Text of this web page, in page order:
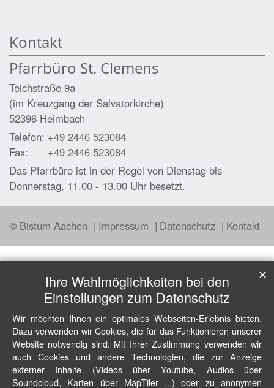
Kontakt
Pfarrbüro St. Clemens
Teichstraße 9a
(im Kreuzgang der Salvatorkirche)
52396 Heimbach
Telefon: +49 2446 523084
Fax:
+49 2446 523084
Das Pfarrbüro ist in der Regel von Dienstag bis
Donnerstag, 11.00 - 13.00 Uhr besetzt.
© Bistum Aachen Impressum Datenschutz Kontakt
Ihre Wahlmöglichkeiten bei den
Einstellungen zum Datenschutz
Wir möchten Ihnen ein optimales Webseiten-Erlebnis bieten.
Dazu verwenden wir Cookies, die für das Funktionieren unserer
Website notwendig sind. Mit Ihrer Zustimmung verwenden wir
auch Cookies und andere Technologien, die zur Anzeige
externer Inhalte (Videos über Youtube, Audios über
Soundcloud, Karten über MapTiler ...) oder zu anonymen
✕